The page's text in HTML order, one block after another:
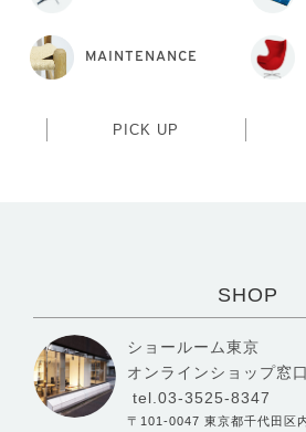
MAINTENANCE
PICK UP
SHOP
ショールーム東京
オンラインショップ窓口
tel.03-3525-8347
〒101-0047 東京都千代田区